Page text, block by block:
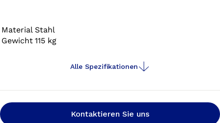
Schnellwechselsystems ausgetauscht werden.
Material Stahl
Gewicht 115 kg
Alle Spezifikationen
Kontaktieren Sie uns